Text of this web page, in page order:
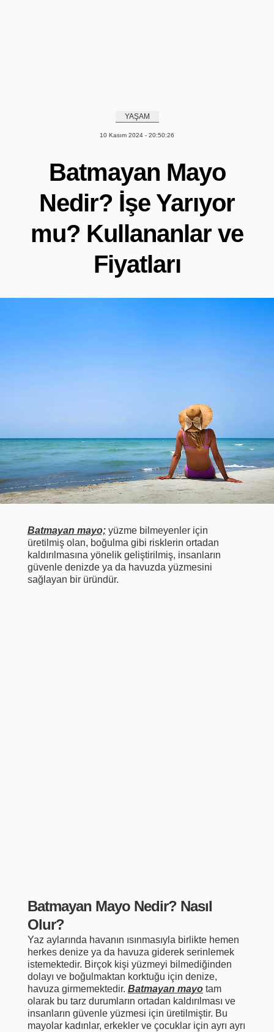
YAŞAM
10 Kasım 2024 - 20:50:26
Batmayan Mayo
Nedir? İşe Yarıyor
mu? Kullananlar ve
Fiyatları
Batmayan mayo;yüzme bilmeyenler için
üretilmiş olan, boğulma gibi risklerin ortadan
kaldırılmasına yönelik geliştirilmiş, insanların
güvenle denizde ya da havuzda yüzmesini
sağlayan bir üründür.
Batmayan Mayo Nedir? Nasıl
Olur?
Yaz aylarında havanın ısınmasıyla birlikte hemen
herkes denize ya da havuza giderek serinlemek
istemektedir. Birçok kişi yüzmeyi bilmediğinden
dolayı ve boğulmaktan korktuğu için denize,
havuza girmemektedir. Batmayan mayotam
olarak bu tarz durumların ortadan kaldırılması ve
insanların güvenle yüzmesi için üretilmiştir. Bu
mayolar kadınlar, erkekler ve çocuklar için ayrı ayrı